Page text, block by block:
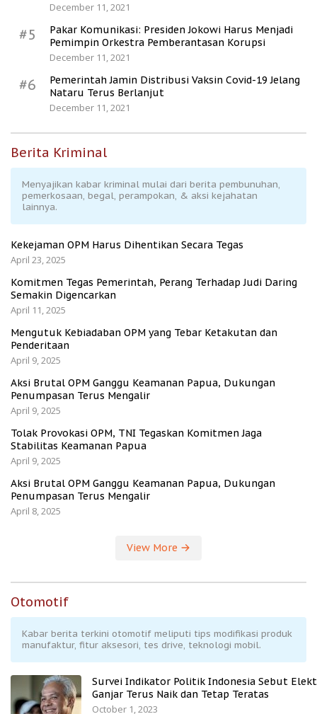
December 11, 2021
#5
Pakar Komunikasi: Presiden Jokowi Harus Menjadi
Pemimpin Orkestra Pemberantasan Korupsi
December 11, 2021
#6
Pemerintah Jamin Distribusi Vaksin Covid-19 Jelang
Nataru Terus Berlanjut
December 11, 2021
Berita Kriminal
Menyajikan kabar kriminal mulai dari berita pembunuhan,
pemerkosaan, begal, perampokan, & aksi kejahatan
lainnya.
Kekejaman OPM Harus Dihentikan Secara Tegas
April 23, 2025
Komitmen Tegas Pemerintah, Perang Terhadap Judi Daring
Semakin Digencarkan
April 11, 2025
Mengutuk Kebiadaban OPM yang Tebar Ketakutan dan
Penderitaan
April 9, 2025
Aksi Brutal OPM Ganggu Keamanan Papua, Dukungan
Penumpasan Terus Mengalir
April 9, 2025
Tolak Provokasi OPM, TNI Tegaskan Komitmen Jaga
Stabilitas Keamanan Papua
April 9, 2025
Aksi Brutal OPM Ganggu Keamanan Papua, Dukungan
Penumpasan Terus Mengalir
April 8, 2025
View More
Otomotif
Kabar berita terkini otomotif meliputi tips modifikasi produk
manufaktur, fitur aksesori, tes drive, teknologi mobil.
Survei Indikator Politik Indonesia Sebut
Ganjar Terus Naik dan Tetap Teratas
October 1, 2023